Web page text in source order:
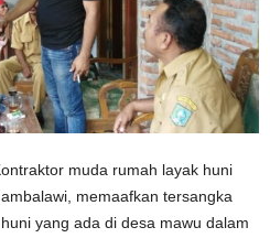
muda rumah layak huni
memaafkan tersangka
yang ada di desa mawu dalam